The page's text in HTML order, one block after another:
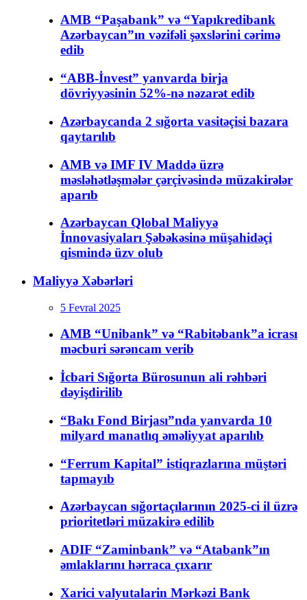
AMB “Paşabank” və “Yapıkredibank
Azərbaycan”ın vəzifəli şəxslərini cərimə
edib
“ABB-İnvest” yanvarda birja
dövriyyəsinin 52%-nə nəzarət edib
Azərbaycanda 2 sığorta vasitəçisi bazara
qaytarılıb
AMB və IMF IV Maddə üzrə
məsləhətləşmələr çərçivəsində müzakirələr
aparıb
Azərbaycan Qlobal Maliyyə
İnnovasiyaları Şəbəkəsinə müşahidəçi
qismində üzv olub
Maliyyə Xəbərləri
5 Fevral 2025
AMB “Unibank” və “Rabitəbank”a icrası
məcburi sərəncam verib
İcbari Sığorta Bürosunun ali rəhbəri
dəyişdirilib
“Bakı Fond Birjası”nda yanvarda 10
milyard manatlıq əməliyyat aparılıb
“Ferrum Kapital” istiqrazlarına müştəri
tapmayıb
Azərbaycan sığortaçılarının 2025-ci il üzrə
prioritetləri müzakirə edilib
ADIF “Zaminbank” və “Atabank”ın
əmlaklarını hərraca çıxarır
Xarici valyutalarin Mərkəzi Bank